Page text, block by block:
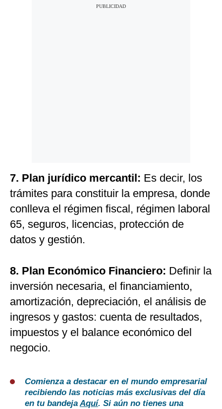
7. Plan jurídico mercantil: Es decir, los
trámites para constituir la empresa, donde
conlleva el régimen fiscal, régimen laboral
65, seguros, licencias, protección de
datos y gestión.
8. Plan Económico Financiero: Definir la
inversión necesaria, el financiamiento,
amortización, depreciación, el análisis de
ingresos y gastos: cuenta de resultados,
impuestos y el balance económico del
negocio.
Comienza a destacar en el mundo empresarial
recibiendo las noticias más exclusivas del día
en tu bandejaAquí. Si aún no tienes una